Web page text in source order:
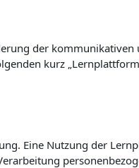
der
kurz
Eine Nutzung der